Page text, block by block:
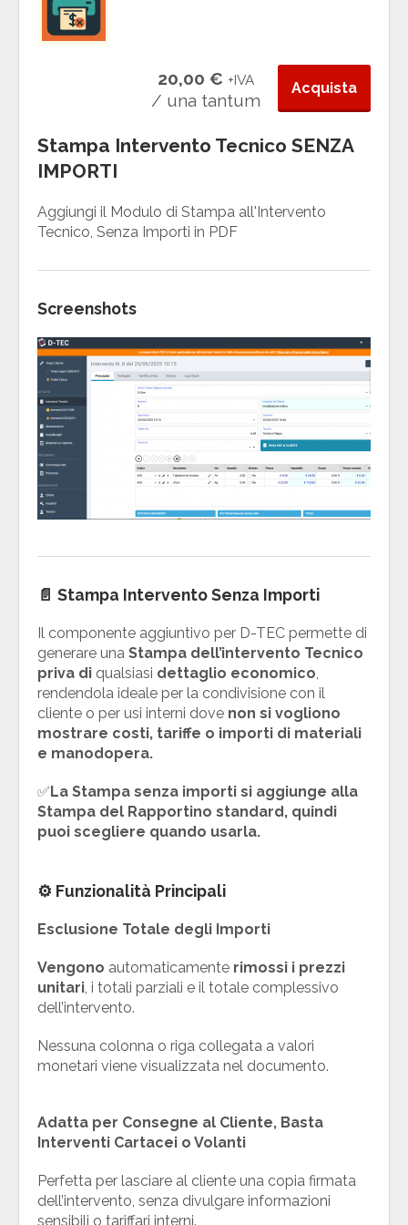
20,00 € +IVA
/ una tantum
Acquista
Stampa Intervento Tecnico SENZA
IMPORTI
Aggiungi il Modulo di Stampa all'Intervento
Tecnico, Senza Importi in PDF
Screenshots
📄 Stampa Intervento Senza Importi
Il componente aggiuntivo per D-TEC permette di
generare una Stampa dell’intervento Tecnico
priva di qualsiasi dettaglio economico
rendendola ideale per la condivisione con il
cliente o per usi interni dove non si vogliono
mostrare costi, tariffe o importi di materiali
e manodopera.
✅La Stampa senza importi si aggiunge alla
Stampa del Rapportino standard, quindi
puoi scegliere quando usarla.
⚙️ Funzionalità Principali
Esclusione Totale degli Importi
Vengono automaticamente rimossi i prezzi
unitari , i totali parziali e il totale complessivo
dell’intervento.
Nessuna colonna o riga collegata a valori
monetari viene visualizzata nel documento.
Adatta per Consegne al Cliente, Basta
Interventi Cartacei o Volanti
Perfetta per lasciare al cliente una copia firmata
dell’intervento, senza divulgare informazioni
sensibili o tariffari interni.